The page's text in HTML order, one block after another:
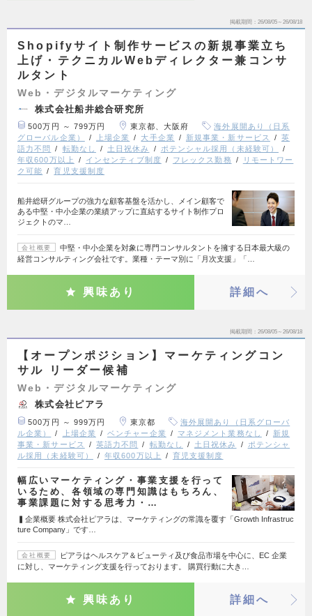
掲載期間 26/08/05～26/08/18
Shopifyサイト制作サービスの新規事業立ち
上げ・テクニカルWebディレクター兼コンサ
ルタント
Web・デジタルマーケティング
株式会社船井総合研究所
500万円 ～ 799万円 東京都、大阪府
海外展開あり（日系
グローバル企業）
上場企業 大手企業 新規事業・新サービス
英
語力不問
転勤なし 土日祝休み
ポテンシャル採用（未経験可）
年収600万以上
インセンティブ制度 フレックス勤務
リモートワー
ク可能
育児支援制度
船井総研グループの強力な顧客基盤を活かし、メイン顧客で
ある中堅・中小企業の業績アップに直結するサイト制作プロ
ジェクトのマ…
会社概要
中堅・中小企業を対象に専門コンサルタントを擁する日本最大級の
経営コンサルティング会社です。業種・テーマ別に「月次支援」「…
興味あり 詳細へ
掲載期間 26/08/05～26/08/18
【オープンポジション】マーケティングコン
サル リーダー候補
Web・デジタルマーケティング
株式会社ピアラ
500万円 ～ 999万円 東京都
海外展開あり（日系グローバ
ル企業）
上場企業 ベンチャー企業 マネジメント業務なし
新規
事業・新サービス
英語力不問 転勤なし 土日祝休み
ポテンシャ
ル採用（未経験可）
年収600万以上 育児支援制度
幅広いマーケティング・事業支援を行って
いるため、各領域の専門知識はもちろん、
事業課題に対する思考力・…
▍企業概要 株式会社ピアラは、マーケティングの常識を覆す「Growth Infrastruc
ture Company」です…
会社概要
ピアラはヘルスケア＆ビューティ及び食品市場を中心に、EC 企業
に対し、マーケティング支援を行っております。 購買行動に大き…
興味あり 詳細へ